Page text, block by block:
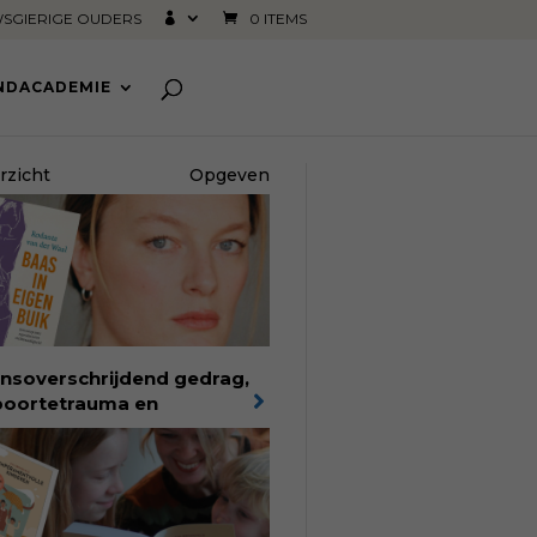
OUDERS 0 ITEMS
Opgeven
gedrag,
en
in de
in Baas in eigen
verbindt filosoof en
Rodante van der
persoonlijke ervaringen